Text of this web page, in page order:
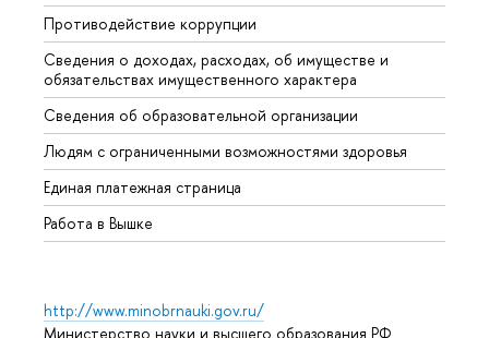
Противодействие коррупции
Сведения о доходах, расходах, об имуществе и
обязательствах имущественного характера
Сведения об образовательной организации
Людям с ограниченными возможностями здоровья
Единая платежная страница
Работа в Вышке
http://www.minobrnauki.gov.ru/
Министерство науки и высшего образования РФ